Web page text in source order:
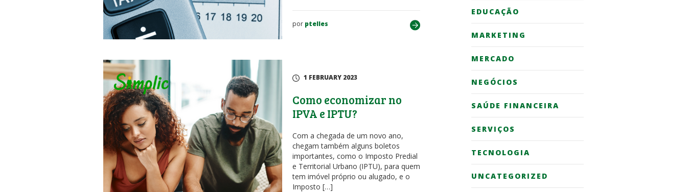
por ptelles
1 FEBRUARY 2023
Como economizar no
IPVA e IPTU?
Com a chegada de um novo ano,
chegam também alguns boletos
importantes, como o Imposto Predial
e Territorial Urbano (IPTU), para quem
tem imóvel próprio ou alugado, e o
Imposto […]
EDUCAÇÃO
MARKETING
MERCADO
NEGÓCIOS
SAÚDE FINANCEIRA
SERVIÇOS
TECNOLOGIA
UNCATEGORIZED